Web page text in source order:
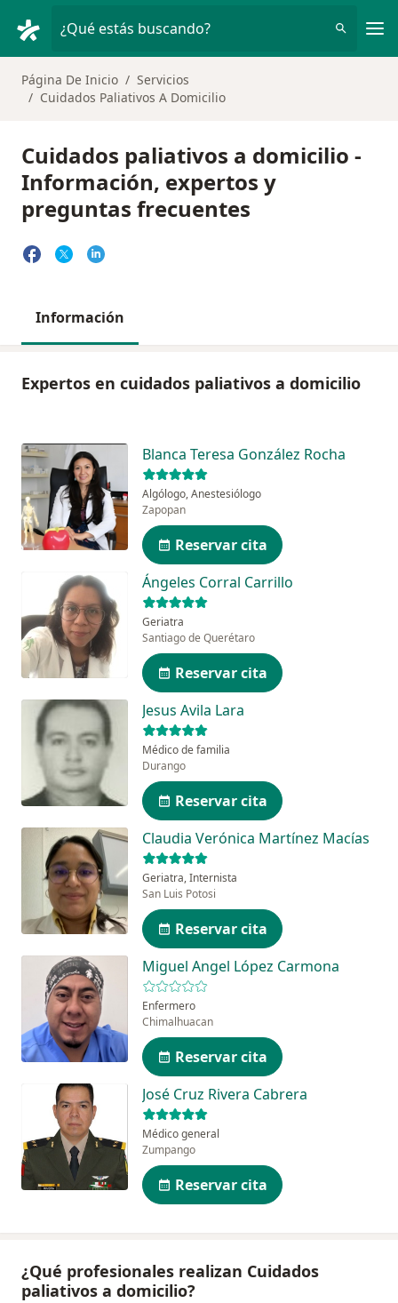
¿Qué estás buscando?
Página De Inicio
Servicios
Cuidados Paliativos A Domicilio
Cuidados paliativos a domicilio -
Información, expertos y
preguntas frecuentes
Información
Expertos en cuidados paliativos a domicilio
Blanca Teresa González Rocha
Algólogo, Anestesiólogo
Zapopan
Reservar cita
Ángeles Corral Carrillo
Geriatra
Santiago de Querétaro
Reservar cita
Jesus Avila Lara
Médico de familia
Durango
Reservar cita
Claudia Verónica Martínez Macías
Geriatra, Internista
San Luis Potosi
Reservar cita
Miguel Angel López Carmona
Enfermero
Chimalhuacan
Reservar cita
José Cruz Rivera Cabrera
Médico general
Zumpango
Reservar cita
¿Qué profesionales realizan Cuidados
paliativos a domicilio?